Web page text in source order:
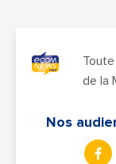
de la
Nos